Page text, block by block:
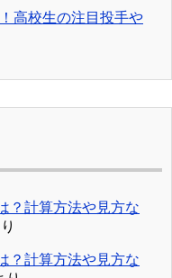
高校生の注目投手や
？計算方法や見方な
？計算方法や見方な